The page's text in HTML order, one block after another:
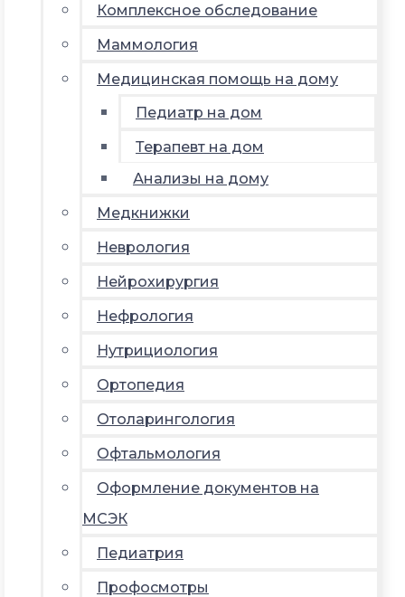
Комплексное обследование
Маммология
Медицинская помощь на дому
Педиатр на дом
Терапевт на дом
Анализы на дому
Медкнижки
Неврология
Нейрохирургия
Нефрология
Нутрициология
Ортопедия
Отоларингология
Офтальмология
Оформление документов на
МСЭК
Педиатрия
Профосмотры